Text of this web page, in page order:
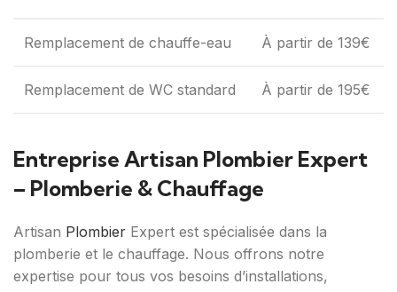
Remplacement de chauffe-eau À partir de 139€
Remplacement de WC standard À partir de 195€
Entreprise Artisan Plombier Expert
– Plomberie & Chauffage
Artisan Plombier Expert est spécialisée dans la
plomberie et le chauffage. Nous offrons notre
expertise pour tous vos besoins d’installations,